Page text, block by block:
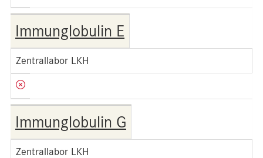
Immunglobulin E
Zentrallabor LKH
Immunglobulin G
Zentrallabor LKH